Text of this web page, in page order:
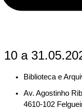
10 a
Biblioteca e
Av. Agostinho
4610-102